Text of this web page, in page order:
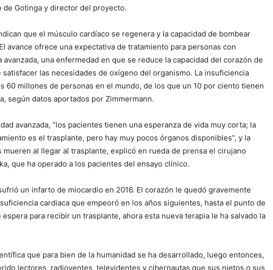
Gotinga y director del proyecto.
que el músculo cardíaco se regenera y la capacidad de bombear
avance ofrece una expectativa de tratamiento para personas con
avanzada, una enfermedad en que se reduce la capacidad del corazón de
satisfacer las necesidades de oxígeno del organismo. La insuficiencia
60 millones de personas en el mundo, de los que un 10 por ciento tienen
según datos aportados por Zimmermann.
avanzada, “los pacientes tienen una esperanza de vida muy corta; la
es el trasplante, pero hay muy pocos órganos disponibles”, y la
mueren al llegar al trasplante, explicó en rueda de prensa el cirujano
que ha operado a los pacientes del ensayo clínico.
un infarto de miocardio en 2016. El corazón le quedó gravemente
cardiaca que empeoró en los años siguientes, hasta el punto de
para recibir un trasplante, ahora esta nueva terapia le ha salvado la
que para bien de la humanidad se ha desarrollado, luego entonces,
lectores, radioyentes, televidentes y cibernautas que sus nietos o sus